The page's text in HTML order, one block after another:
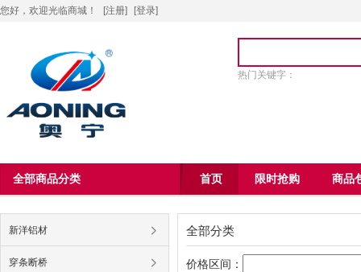
您好，欢迎光临商城！ [注册] [登录]
热门关键字：
全部商品分类 首页 限时抢购 商品
新洋铝材
穿条断桥
全部分类
价格区间：